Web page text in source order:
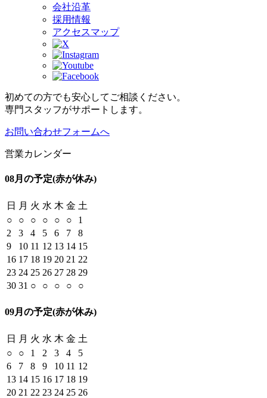
会社沿革
採用情報
アクセスマップ
初めての方でも安心してご相談ください。
専門スタッフがサポートします。
お問い合わせフォームへ
営業カレンダー
08月の予定(赤が休み)
日 月 火 水 木 金 土
○
○ ○ ○ ○ ○
1
2
3 4 5 6 7
8
9
10 11 12 13 14 15
16 17 18 19 20 21 22
23 24 25 26 27 28 29
30 31 ○ ○ ○ ○ ○
09月の予定(赤が休み)
日 月 火 水 木 金 土
○
○ 1 2 3 4
5
6
7 8 9 10 11 12
13 14 15 16 17 18 19
20 21 22 23 24 25 26